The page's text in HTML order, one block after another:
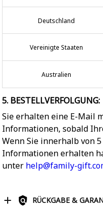
Deutschland
Vereinigte Staaten
Australien
5. BESTELLVERFOLGUNG:
Sie erhalten eine E-Mail
Informationen, sobald
Wenn Sie innerhalb von
Informationen erhalten
unter help@family-
RÜCKGABE &